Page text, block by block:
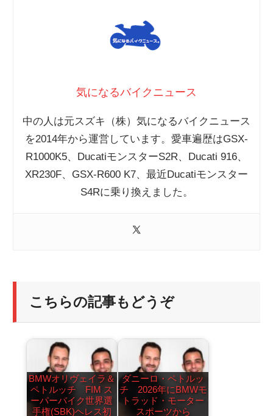
気になるバイクニュース
中の人は元スズキ（株）気になるバイクニュース
を2014年から運営しています。愛車遍歴はGSX-
R1000K5、DucatiモンスターS2R、Ducati 916、
XR230F、GSX-R600 K7、最近Ducatiモンスター
S4Rに乗り換えました。
こちらの記事もどうぞ
BMWオリヴェイラ＆
ペトルッチ FIM ス
ーパーバイク世界選
手権(SBK)ヘレス初
ダニーロ・ペトルッ
チ 2026年にBMWモ
トラッド・モーター
スポーツから